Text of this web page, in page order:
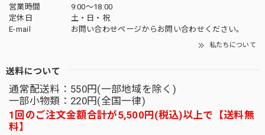
営業時間
9:00〜18:00
定休日
土・日・祝
E-mail
お問い合わせページからお問い合わせください。
私たちについて
送料について
通常配送料：550円(一部地域を除く)
一部小物類：220円(全国一律)
1回のご注文金額合計が5,500円(税込)以上で【送料無
料】